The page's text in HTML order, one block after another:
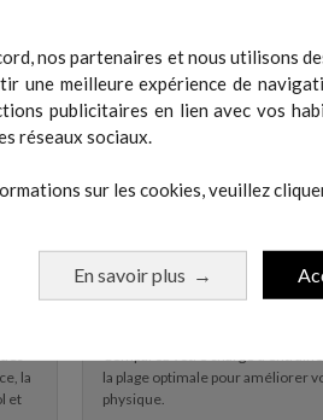
nos partenaires et nous utilisons
une meilleure expérience de
publicitaires en lien avec vos
réseaux sociaux.
sur les cookies, veuillez
En savoir plus →
de
COACH DE SOMMEIL
Bénéficiez d'un score de
accompagnement personnalisé
sommeil dont vous avez besoin.
la
et
la plage optimale pour améliorer
physique.